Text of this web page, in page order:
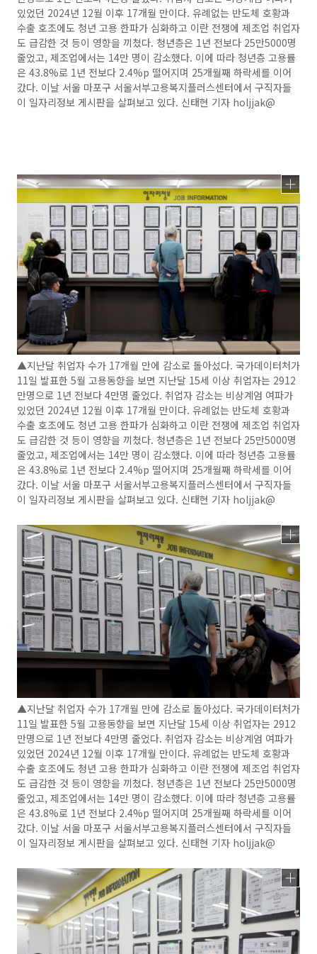
있었던 2024년 12월 이후 17개월 만이다. 유례없는 반도체 호황과
수출 호조에도 청년 고용 한파가 심화하고 이란 전쟁에 제조업 취업자
도 급감한 것 등이 영향을 끼쳤다. 청년층은 1년 전보다 25만5000명
줄었고, 제조업에서는 14만 명이 감소했다. 이에 따라 청년층 고용률
은 43.8%로 1년 전보다 2.4%p 떨어지며 25개월째 하락세를 이어
갔다. 이날 서울 마포구 서울서부고용복지플러스센터에서 구직자들
이 일자리정보 게시판을 살펴보고 있다. 신태현 기자 holjjak@
▲지난달 취업자 수가 17개월 만에 감소로 돌아섰다. 국가데이터처가
11일 발표한 5월 고용동향을 보면 지난달 15세 이상 취업자는 2912
만명으로 1년 전보다 4만명 줄었다. 취업자 감소는 비상계엄 여파가
있었던 2024년 12월 이후 17개월 만이다. 유례없는 반도체 호황과
수출 호조에도 청년 고용 한파가 심화하고 이란 전쟁에 제조업 취업자
도 급감한 것 등이 영향을 끼쳤다. 청년층은 1년 전보다 25만5000명
줄었고, 제조업에서는 14만 명이 감소했다. 이에 따라 청년층 고용률
은 43.8%로 1년 전보다 2.4%p 떨어지며 25개월째 하락세를 이어
갔다. 이날 서울 마포구 서울서부고용복지플러스센터에서 구직자들
이 일자리정보 게시판을 살펴보고 있다. 신태현 기자 holjjak@
▲지난달 취업자 수가 17개월 만에 감소로 돌아섰다. 국가데이터처가
11일 발표한 5월 고용동향을 보면 지난달 15세 이상 취업자는 2912
만명으로 1년 전보다 4만명 줄었다. 취업자 감소는 비상계엄 여파가
있었던 2024년 12월 이후 17개월 만이다. 유례없는 반도체 호황과
수출 호조에도 청년 고용 한파가 심화하고 이란 전쟁에 제조업 취업자
도 급감한 것 등이 영향을 끼쳤다. 청년층은 1년 전보다 25만5000명
줄었고, 제조업에서는 14만 명이 감소했다. 이에 따라 청년층 고용률
은 43.8%로 1년 전보다 2.4%p 떨어지며 25개월째 하락세를 이어
갔다. 이날 서울 마포구 서울서부고용복지플러스센터에서 구직자들
이 일자리정보 게시판을 살펴보고 있다. 신태현 기자 holjjak@